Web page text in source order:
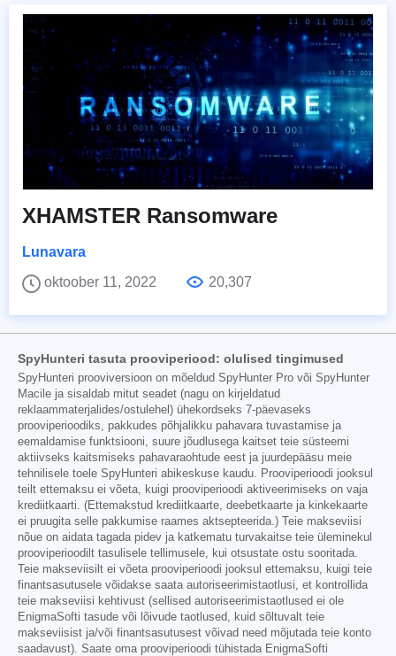
XHAMSTER Ransomware
Lunavara
oktoober 11, 2022
20,307
SpyHunteri tasuta prooviperiood: olulised tingimused
SpyHunteri prooviversioon on mõeldud SpyHunter Pro või SpyHunter
Macile ja sisaldab mitut seadet (nagu on kirjeldatud
reklaammaterjalides/ostulehel) ühekordseks 7-päevaseks
prooviperioodiks, pakkudes põhjalikku pahavara tuvastamise ja
eemaldamise funktsiooni, suure jõudlusega kaitset teie süsteemi
aktiivseks kaitsmiseks pahavaraohtude eest ja juurdepääsu meie
tehnilisele toele SpyHunteri abikeskuse kaudu. Prooviperioodi jooksul
teilt ettemaksu ei võeta, kuigi prooviperioodi aktiveerimiseks on vaja
krediitkaarti. (Ettemakstud krediitkaarte, deebetkaarte ja kinkekaarte
ei pruugita selle pakkumise raames aktsepteerida.) Teie makseviisi
nõue on aidata tagada pidev ja katkematu turvakaitse teie üleminekul
prooviperioodilt tasulisele tellimusele, kui otsustate ostu sooritada.
Teie makseviisilt ei võeta prooviperioodi jooksul ettemaksu, kuigi teie
finantsasutusele võidakse saata autoriseerimistaotlusi, et kontrollida
teie makseviisi kehtivust (sellised autoriseerimistaotlused ei ole
EnigmaSofti tasude või lõivude taotlused, kuid sõltuvalt teie
makseviisist ja/või finantsasutusest võivad need mõjutada teie konto
saadavust). Saate oma prooviperioodi tühistada EnigmaSofti